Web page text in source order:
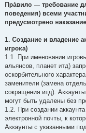
о
б
щ
е
е
Пра́вило — требование
поведения) всеми
предусмотрено
1. Создание и владение
игрока)
1.1. При именовании
альянсов, планет итд)
оскорбительного
заменители (замена
сокращения итд).
могут быть удалены без
1.2. При создании
электронной почты, к
Аккаунты с указанными